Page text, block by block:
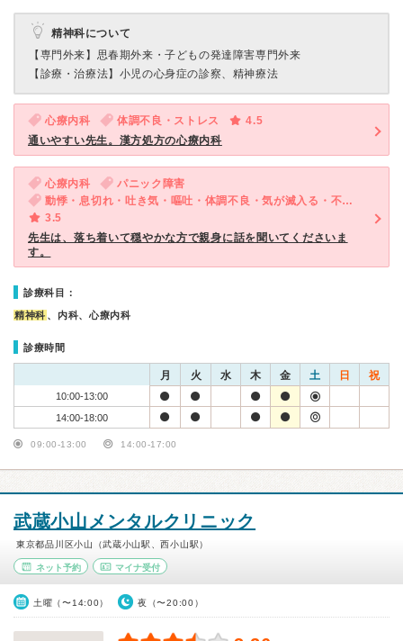
精神科について
【専門外来】 思春期外来・子どもの発達障害専門外来
【診療・治療法】 小児の心身症の診察、精神療法
心療内科 体調不良・ストレス
4.5
通いやすい先生。漢方処方の心療内科
心療内科
パニック障害
動悸・息切れ・吐き気・嘔吐・体調不良・気が滅入る・不安・ストレス
3.5
先生は、落ち着いて穏やかな方で親身に話を聞いてくださいま
す。
診療科目：
精神科 、内科、心療内科
診療時間
月 火 水 木 金 土 日 祝
10:00-13:00
14:00-18:00
09:00-13:00 14:00-17:00
武蔵小山メンタルクリニック
東京都品川区小山（武蔵小山駅、西小山駅）
ネット予約 マイナ受付
土曜（〜14:00） 夜（〜20:00）